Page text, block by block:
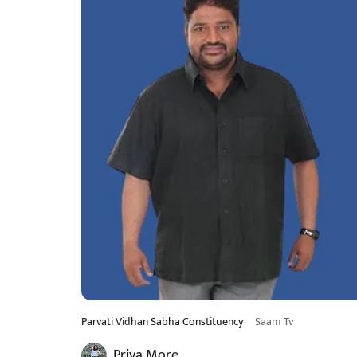
Parvati Vidhan Sabha Constituency Saam Tv